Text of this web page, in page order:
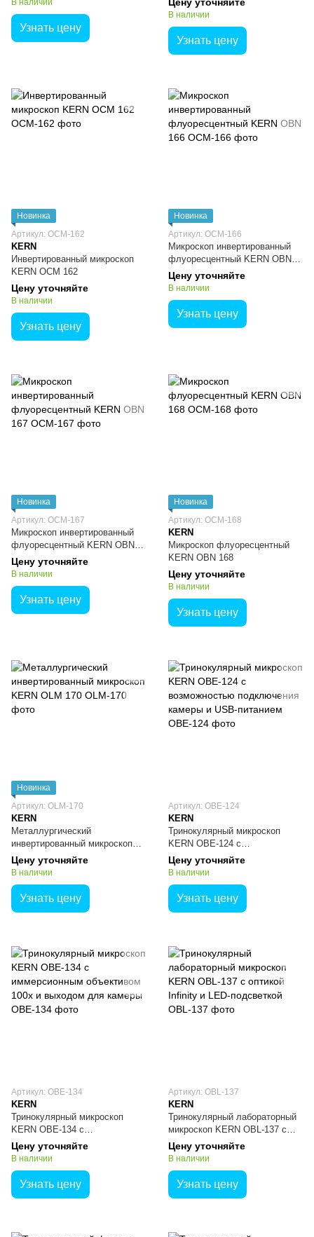
В наличии
Узнать цену
В наличии
Узнать цену
Новинка
Артикул: ОСМ-162
KERN
Инвертированный микроскоп
KERN ОСМ 162
Цену уточняйте
В наличии
Узнать цену
Новинка
Артикул: ОСМ-166
Микроскоп инвертированный
флуоресцентный KERN OBN
166
Цену уточняйте
В наличии
Узнать цену
Новинка
Артикул: ОСМ-167
Микроскоп инвертированный
флуоресцентный KERN OBN
167
Цену уточняйте
В наличии
Узнать цену
Новинка
Артикул: ОСМ-168
KERN
Микроскоп флуоресцентный
KERN OBN 168
Цену уточняйте
В наличии
Узнать цену
Новинка
Артикул: OLM-170
KERN
Металлургический
инвертированный микроскоп
KERN OLM 170
Цену уточняйте
В наличии
Узнать цену
Артикул: OBE-124
KERN
Тринокулярный микроскоп
KERN OBE-124 с
возможностью подключения
камеры и USB-питанием
Цену уточняйте
В наличии
Узнать цену
Артикул: OBE-134
KERN
Тринокулярный микроскоп
KERN OBE-134 с
иммерсионным объективом
100х и выходом для камеры
Цену уточняйте
В наличии
Узнать цену
Артикул: OBL-137
KERN
Тринокулярный лабораторный
микроскоп KERN OBL-137 с
оптикой Infinity и LED-
подсветкой
Цену уточняйте
В наличии
Узнать цену